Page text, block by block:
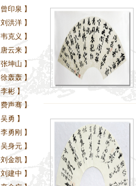
曾印泉 】
刘洪洋 】
韦克义 】
唐云来 】
张坤山 】
徐轰轰 】
李彬 】
费声骞 】
吴勇 】
李勇刚 】
吴身元 】
刘金凯 】
刘建中 】